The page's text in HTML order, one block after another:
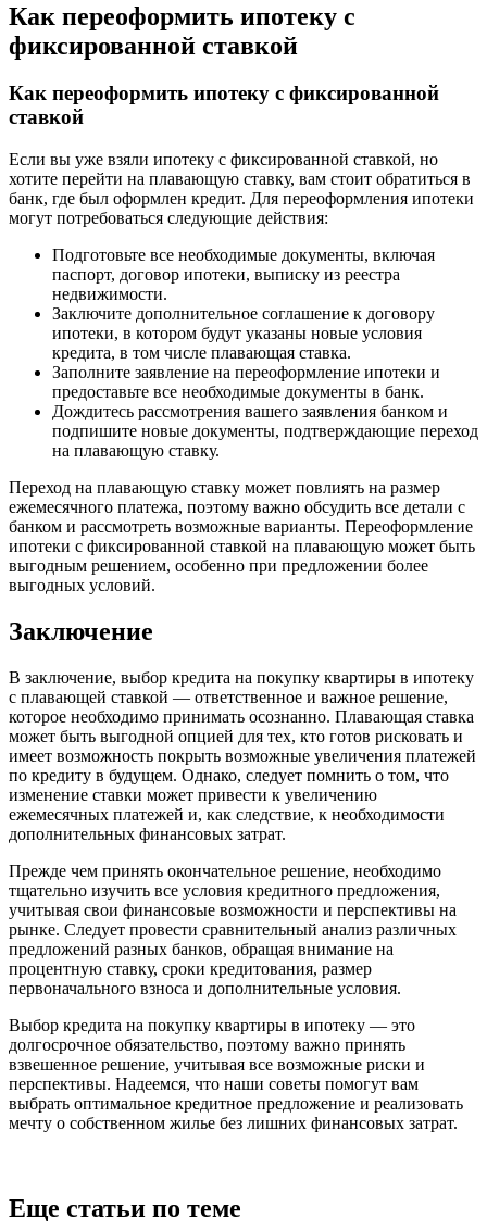
Как переоформить ипотеку с
фиксированной ставкой
Как переоформить ипотеку с фиксированной
ставкой
Если вы уже взяли ипотеку с фиксированной ставкой, но
хотите перейти на плавающую ставку, вам стоит обратиться в
банк, где был оформлен кредит. Для переоформления ипотеки
могут потребоваться следующие действия:
Подготовьте все необходимые документы, включая
паспорт, договор ипотеки, выписку из реестра
недвижимости.
Заключите дополнительное соглашение к договору
ипотеки, в котором будут указаны новые условия
кредита, в том числе плавающая ставка.
Заполните заявление на переоформление ипотеки и
предоставьте все необходимые документы в банк.
Дождитесь рассмотрения вашего заявления банком и
подпишите новые документы, подтверждающие переход
на плавающую ставку.
Переход на плавающую ставку может повлиять на размер
ежемесячного платежа, поэтому важно обсудить все детали с
банком и рассмотреть возможные варианты. Переоформление
ипотеки с фиксированной ставкой на плавающую может быть
выгодным решением, особенно при предложении более
выгодных условий.
Заключение
В заключение, выбор кредита на покупку квартиры в ипотеку
с плавающей ставкой — ответственное и важное решение,
которое необходимо принимать осознанно. Плавающая ставка
может быть выгодной опцией для тех, кто готов рисковать и
имеет возможность покрыть возможные увеличения платежей
по кредиту в будущем. Однако, следует помнить о том, что
изменение ставки может привести к увеличению
ежемесячных платежей и, как следствие, к необходимости
дополнительных финансовых затрат.
Прежде чем принять окончательное решение, необходимо
тщательно изучить все условия кредитного предложения,
учитывая свои финансовые возможности и перспективы на
рынке. Следует провести сравнительный анализ различных
предложений разных банков, обращая внимание на
процентную ставку, сроки кредитования, размер
первоначального взноса и дополнительные условия.
Выбор кредита на покупку квартиры в ипотеку — это
долгосрочное обязательство, поэтому важно принять
взвешенное решение, учитывая все возможные риски и
перспективы. Надеемся, что наши советы помогут вам
выбрать оптимальное кредитное предложение и реализовать
мечту о собственном жилье без лишних финансовых затрат.
Еще статьи по теме